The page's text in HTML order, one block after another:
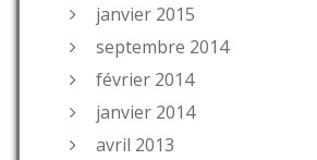
janvier 2015
septembre 2014
février 2014
janvier 2014
avril 2013